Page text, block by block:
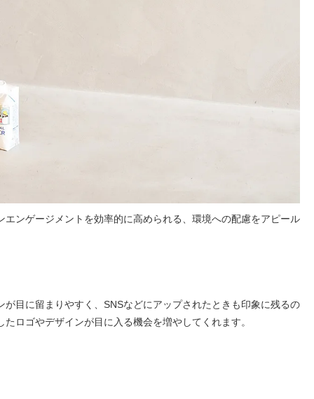
ンゲージメントを効率的に高められる、環境への配慮をアピール
目に留まりやすく、SNSなどにアップされたときも印象に残るの
ロゴやデザインが目に入る機会を増やしてくれます。